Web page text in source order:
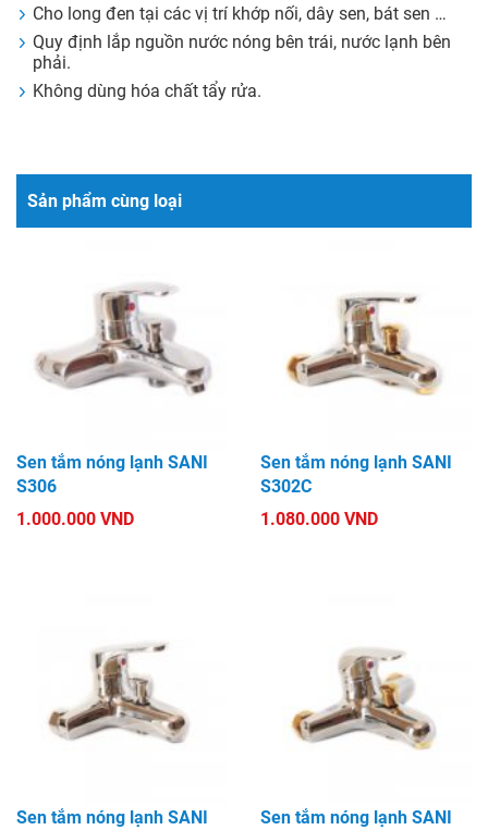
Cho long đen tại các vị trí khớp nối, dây sen, bát sen …
Quy định lắp nguồn nước nóng bên trái, nước lạnh bên
phải.
Không dùng hóa chất tẩy rửa.
Sản phẩm cùng loại
Sen tắm nóng lạnh SANI
S306
1.000.000 VND
Sen tắm nóng lạnh SANI
S302C
1.080.000 VND
Sen tắm nóng lạnh SANI
Sen tắm nóng lạnh SANI